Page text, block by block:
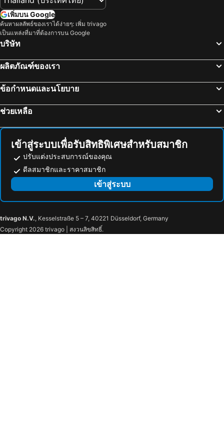
เพิ่มบน Google
ค้นหาผลลัพธ์ของเราได้ง่ายๆ: เพิ่ม trivago
เป็นแหล่งที่มาที่ต้องการบน Google
บริษัท
ผลิตภัณฑ์ของเรา
ข้อกำหนดและนโยบาย
ช่วยเหลือ
เข้าสู่ระบบเพื่อรับสิทธิพิเศษสำหรับสมาชิก
ปรับแต่งประสบการณ์ของคุณ
ดีลสมาชิกและราคาสมาชิก
เข้าสู่ระบบ
trivago N.V., Kesselstraße 5 – 7, 40221 Düsseldorf, Germany
Copyright 2026 trivago | สงวนลิขสิทธิ์.